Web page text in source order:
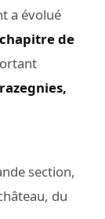
a évolué
de
section,
du